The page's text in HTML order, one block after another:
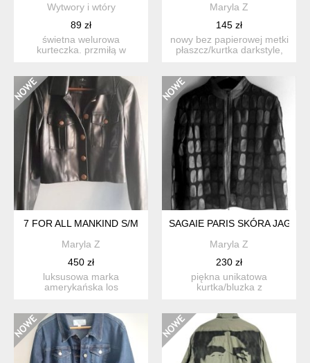
Wytwory i wtóry
89 zł
świetna welurowa
kurteczka. przmiłą w
Maryla Z
145 zł
nowy bez papierowej metki
płaszcz/kurtka darkstyle,
7 FOR ALL MANKIND S/M
Maryla Z
450 zł
luksusowa marka
amerykańska los
SAGAIE PARIS SKÓRA
Maryla Z
230 zł
piękna unikatowa
kurtka/bluzka z